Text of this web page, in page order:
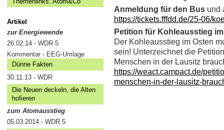
Artikel
zur Energiewende
26.02.14 - WDR 5
Kommentar - EEG-Umlage
Dünne Fakten
30.11.13 - WDR
Die Neuen deckeln, die Alten
hofieren
zum Atomausstieg
05.03.2014 - WDR 5
Anmeldung für den Busund
https://tickets.fffdd.de/25-06/
Petition für Kohleausstieg
Der Kohleausstieg im Osten
sein! Unterzeichnet die
Menschen in der Lausitz
https://weact.campact.de/
menschen-in-der-lausitz-